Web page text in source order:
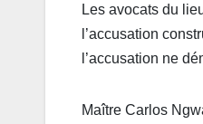
Les avocats du
l’accusation
l’accusation ne
Maître Carlos